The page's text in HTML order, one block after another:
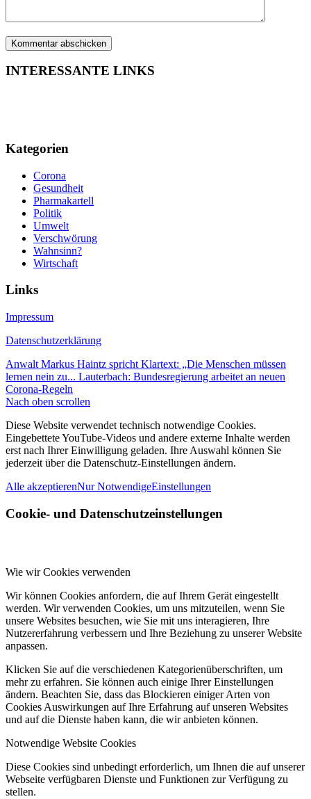
INTERESSANTE LINKS
Kategorien
Corona
Gesundheit
Pharmakartell
Politik
Umwelt
Verschwörung
Wahnsinn?
Wirtschaft
Links
Impressum
Datenschutzerklärung
Anwalt Markus Haintz spricht Klartext: „Die Menschen müssen
lernen nein zu... Lauterbach: Bundesregierung arbeitet an neuen
Corona-Regeln
Nach oben scrollen
Diese Website verwendet technisch notwendige Cookies.
Eingebettete YouTube-Videos und andere externe Inhalte werden
erst nach Ihrer Einwilligung geladen. Ihre Auswahl können Sie
jederzeit über die Datenschutz-Einstellungen ändern.
Alle akzeptierenNur NotwendigeEinstellungen
Cookie- und Datenschutzeinstellungen
Wie wir Cookies verwenden
Wir können Cookies anfordern, die auf Ihrem Gerät eingestellt
werden. Wir verwenden Cookies, um uns mitzuteilen, wenn Sie
unsere Websites besuchen, wie Sie mit uns interagieren, Ihre
Nutzererfahrung verbessern und Ihre Beziehung zu unserer Website
anpassen.
Klicken Sie auf die verschiedenen Kategorienüberschriften, um
mehr zu erfahren. Sie können auch einige Ihrer Einstellungen
ändern. Beachten Sie, dass das Blockieren einiger Arten von
Cookies Auswirkungen auf Ihre Erfahrung auf unseren Websites
und auf die Dienste haben kann, die wir anbieten können.
Notwendige Website Cookies
Diese Cookies sind unbedingt erforderlich, um Ihnen die auf unserer
Webseite verfügbaren Dienste und Funktionen zur Verfügung zu
stellen.